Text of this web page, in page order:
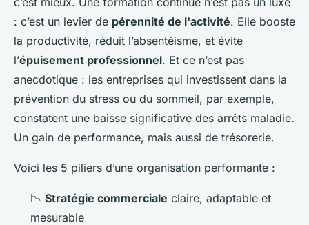
: c’est un levier de pérennité de l'activité. Elle booste
la productivité, réduit l’absentéisme, et évite
l’épuisement professionnel. Et ce n’est pas
anecdotique : les entreprises qui investissent dans la
prévention du stress ou du sommeil, par exemple,
constatent une baisse significative des arrêts maladie.
Un gain de performance, mais aussi de trésorerie.
Voici les 5 piliers d’une organisation performante :
📉 Stratégie commerciale claire, adaptable et
mesurable